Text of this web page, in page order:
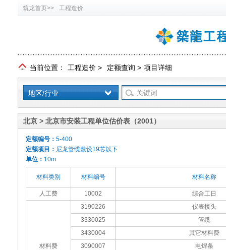
筑龙首页>> 工程造价
当前位置： 工程造价 > 定额查询 > 项目详细
地区/行业
北京 > 北京市安装工程单位估价表（2001）
定额编号： 5-400
定额项目： 尼龙管缆敷设19芯以下
单位： 10m
材料类别 材料编号 材料名称
人工费 10002 综合工日
材料费
3190226
仪表接头
3330025
管缆
3430004
其它材料费
3090007
电焊条